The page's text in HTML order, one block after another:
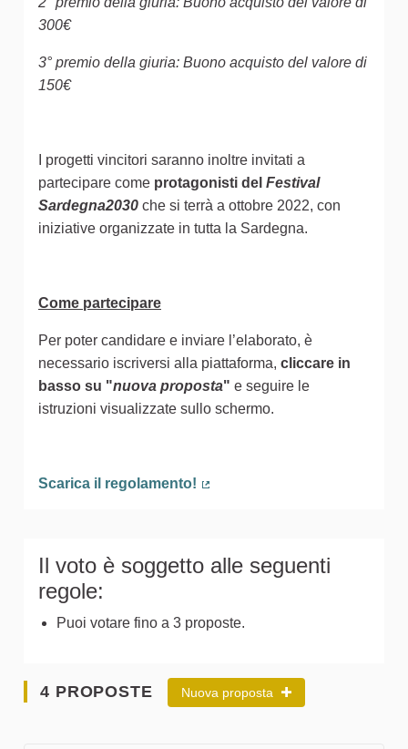
300€
3° premio della giuria: Buono acquisto del valore di
150€
I progetti vincitori saranno inoltre invitati a
partecipare come protagonisti del Festival
Sardegna2030 che si terrà a ottobre 2022, con
iniziative organizzate in tutta la Sardegna.
Come partecipare
Per poter candidare e inviare l’elaborato, è
necessario iscriversi alla piattaforma, cliccare in
basso su "nuova proposta" e seguire le
istruzioni visualizzate sullo schermo.
Scarica il regolamento!
Il voto è soggetto alle seguenti
regole:
Puoi votare fino a 3 proposte.
4 PROPOSTE Nuova proposta